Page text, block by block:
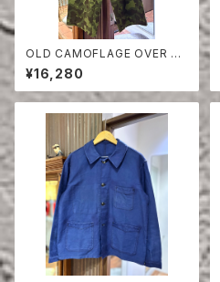
OLD CAMOFLAGE OVER PA
NTS
¥16,280